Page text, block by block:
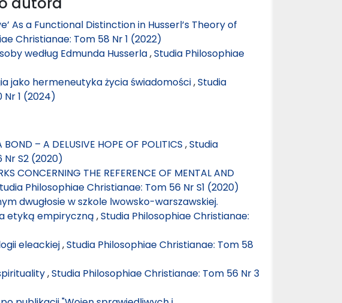
As a Functional Distinction in Husserl’s Theory of
Christianae: Tom 58 Nr 1 (2022)
według Edmunda Husserla,Studia Philosophiae
jako hermeneutyka życia świadomości,Studia
1 (2024)
BOND – A DELUSIVE HOPE OF POLITICS ,Studia
Nr S2 (2020)
CONCERNING THE REFERENCE OF MENTAL AND
Philosophiae Christianae: Tom 56 Nr S1 (2020)
dwugłosie w szkole lwowsko-warszawskiej.
etyką empiryczną ,Studia Philosophiae Christianae:
eleackiej,Studia Philosophiae Christianae: Tom 58
,Studia Philosophiae Christianae: Tom 56 Nr 3